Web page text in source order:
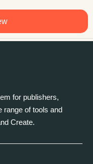
for publishers,
range of tools and
Create.